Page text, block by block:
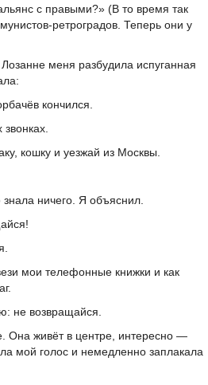
с правыми?» (В то время так
ретроградов. Теперь они у
меня разбудила испуганная
кончился.
кошку и уезжай из Москвы.
ничего. Я объяснил.
мои телефонные книжки и как
не возвращайся.
Она живёт в центре, интересно —
мой голос и немедленно заплакала